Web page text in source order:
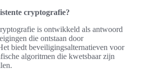
cryptografie?
is ontwikkeld als antwoord
die ontstaan door
biedt beveiligingsalternatieven voor
algoritmen die kwetsbaar zijn